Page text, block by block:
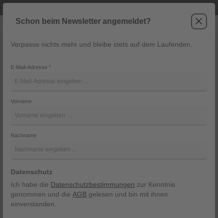
Navigation
Buchberger
Buchberger
Bildergalerie überspringen
Schon beim Newsletter angemeldet?
Verpasse nichts mehr und bleibe stets auf dem Laufenden.
E-Mail-Adresse*
Vorname
Nachname
Datenschutz
Ich habe die Datenschutzbestimmungen zur Kenntnis
genommen und dieAGB gelesen und bin mit ihnen
einverstanden.